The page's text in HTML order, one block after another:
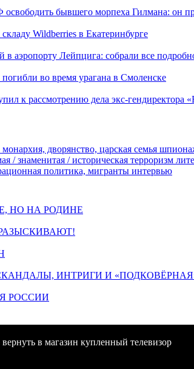
бывшего морпеха Гилмана: он
Wildberries в Екатеринбурге
в аэропорту Лейпцига: собрали все
во время урагана в Смоленске
к рассмотрению дела экс-
монархия, дворянство, царская семья
/ знаменитая / историческая терроризм
политика, мигранты интервью
НО НА РОДИНЕ
ИНТРИГИ И
РОССИИ
в магазин купленный телевизор